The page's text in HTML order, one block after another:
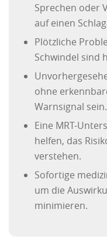
Sprechen oder
auf einen
Plötzliche
Schwindel sind
ohne
Warnsignal sein.
Eine MRT-
helfen, das
verstehen.
Sofortige
um die
minimieren.